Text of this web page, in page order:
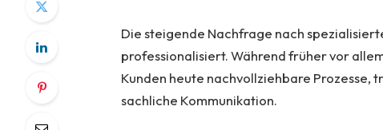
Die steigende Nachfrage nach
professionalisiert. Während früher vor
Kunden heute nachvollziehbare
sachliche Kommunikation.